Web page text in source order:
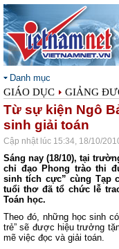
Danh mục
GIÁO DỤC GIẢNG
Từ sự kiện Ngô
sinh giải toán
Cập nhật lúc 15:34, 18/10/
Sáng nay (18/10), tại
chỉ đạo Phong trào thi
sinh tích cực” cùng Tạp
tuổi thơ đã tổ chức lễ
Toán học.
Theo đó, những học sinh
trẻ” sẽ được hiệu trưởng
mẽ việc đọc và giải toán.